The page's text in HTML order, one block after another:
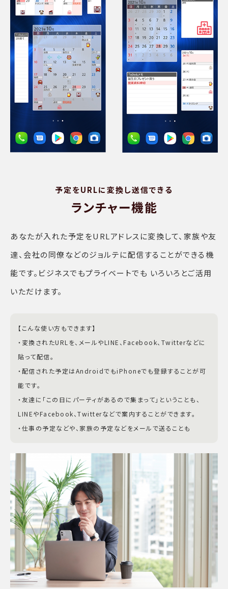
予定をURLに変換し送信できる
ランチャー機能
あなたが入れた予定をURLアドレスに変換して、家族や友
達、会社の同僚などのジョルテに配信することができる機
能です。ビジネスでもプライベートでも いろいろとご活用
いただけます。
【こんな使い方もできます】
・変換されたURLを、メールやLINE、Facebook、Twitterなどに
貼って配信。
・配信された予定はAndroidでもiPhoneでも登録することが可
能です。
・友達に「この日にパーティがあるので集まって」ということも、
LINEやFacebook、Twitterなどで案内することができます。
・仕事の予定などや、家族の予定などをメールで送ることも